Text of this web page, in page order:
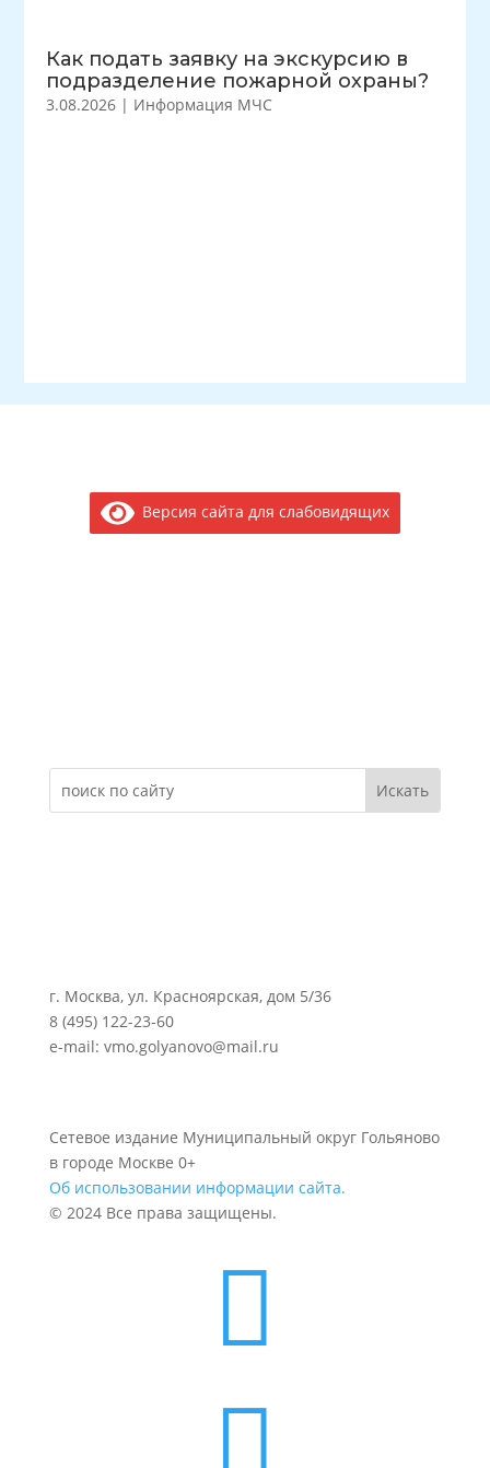
Как подать заявку на экскурсию в
подразделение пожарной охраны?
3.08.2026 | Информация МЧС
Версия сайта для слабовидящих
г. Москва, ул. Красноярская, дом 5/36
8 (495) 122-23-60
e-mail: vmo.golyanovo@mail.ru
Сетевое издание Муниципальный округ Гольяново
в городе Москве 0+
Об использовании информации сайта.
© 2024 Все права защищены.
